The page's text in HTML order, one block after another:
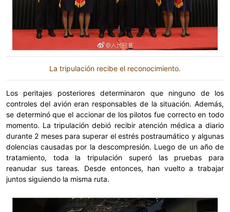
La tripulación recibe el reconocimiento.
Los peritajes posteriores determinaron que ninguno de los
controles del avión eran responsables de la situación. Además,
se determinó que el accionar de los pilotos fue correcto en todo
momento. La tripulación debió recibir atención médica a diario
durante 2 meses para superar el estrés postraumático y algunas
dolencias causadas por la descompresión. Luego de un año de
tratamiento, toda la tripulación superó las pruebas para
reanudar sus tareas. Desde entonces, han vuelto a trabajar
juntos siguiendo la misma ruta.